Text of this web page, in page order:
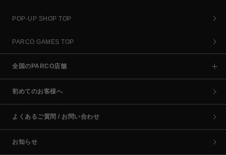
POP-UP SHOP TOP
PARCO GAMES TOP
全国のPARCO店舗
初めてのお客様へ
よくあるご質問 / お問い合わせ
お知らせ